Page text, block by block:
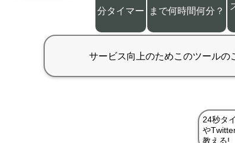
分タイマー まで何時間何分？